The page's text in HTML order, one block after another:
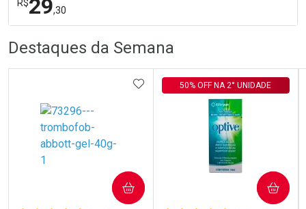
R$29,30
Laboratório
Por Menos
Destaques da Semana
ADICIONAR AOS FAVORITOS
COMPRAR
50% OFF NA 2° UNIDADE
COMPRAR